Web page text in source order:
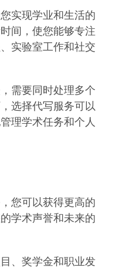
实现学业和生活的
间，使您能够专注
实验室工作和社交
需要同时处理多个
选择代写服务可以
理学术任务和个人
您可以获得更高的
学术声誉和未来的
、奖学金和职业发